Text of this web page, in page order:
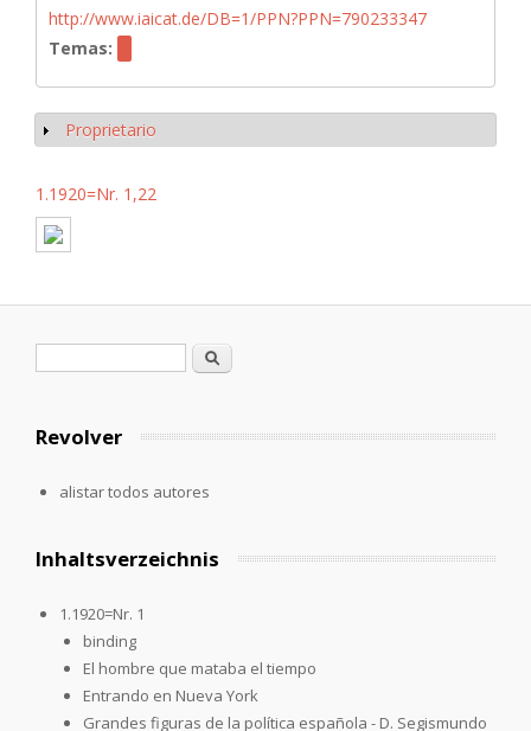
http://www.iaicat.de/DB=1/PPN?PPN=790233347
Temas:
Mostrar
Proprietario
1.1920=Nr. 1,22
Formulario de búsqueda
Buscar
Revolver
alistar todos autores
Inhaltsverzeichnis
1.1920=Nr. 1
binding
El hombre que mataba el tiempo
Entrando en Nueva York
Grandes figuras de la política española - D. Segismundo